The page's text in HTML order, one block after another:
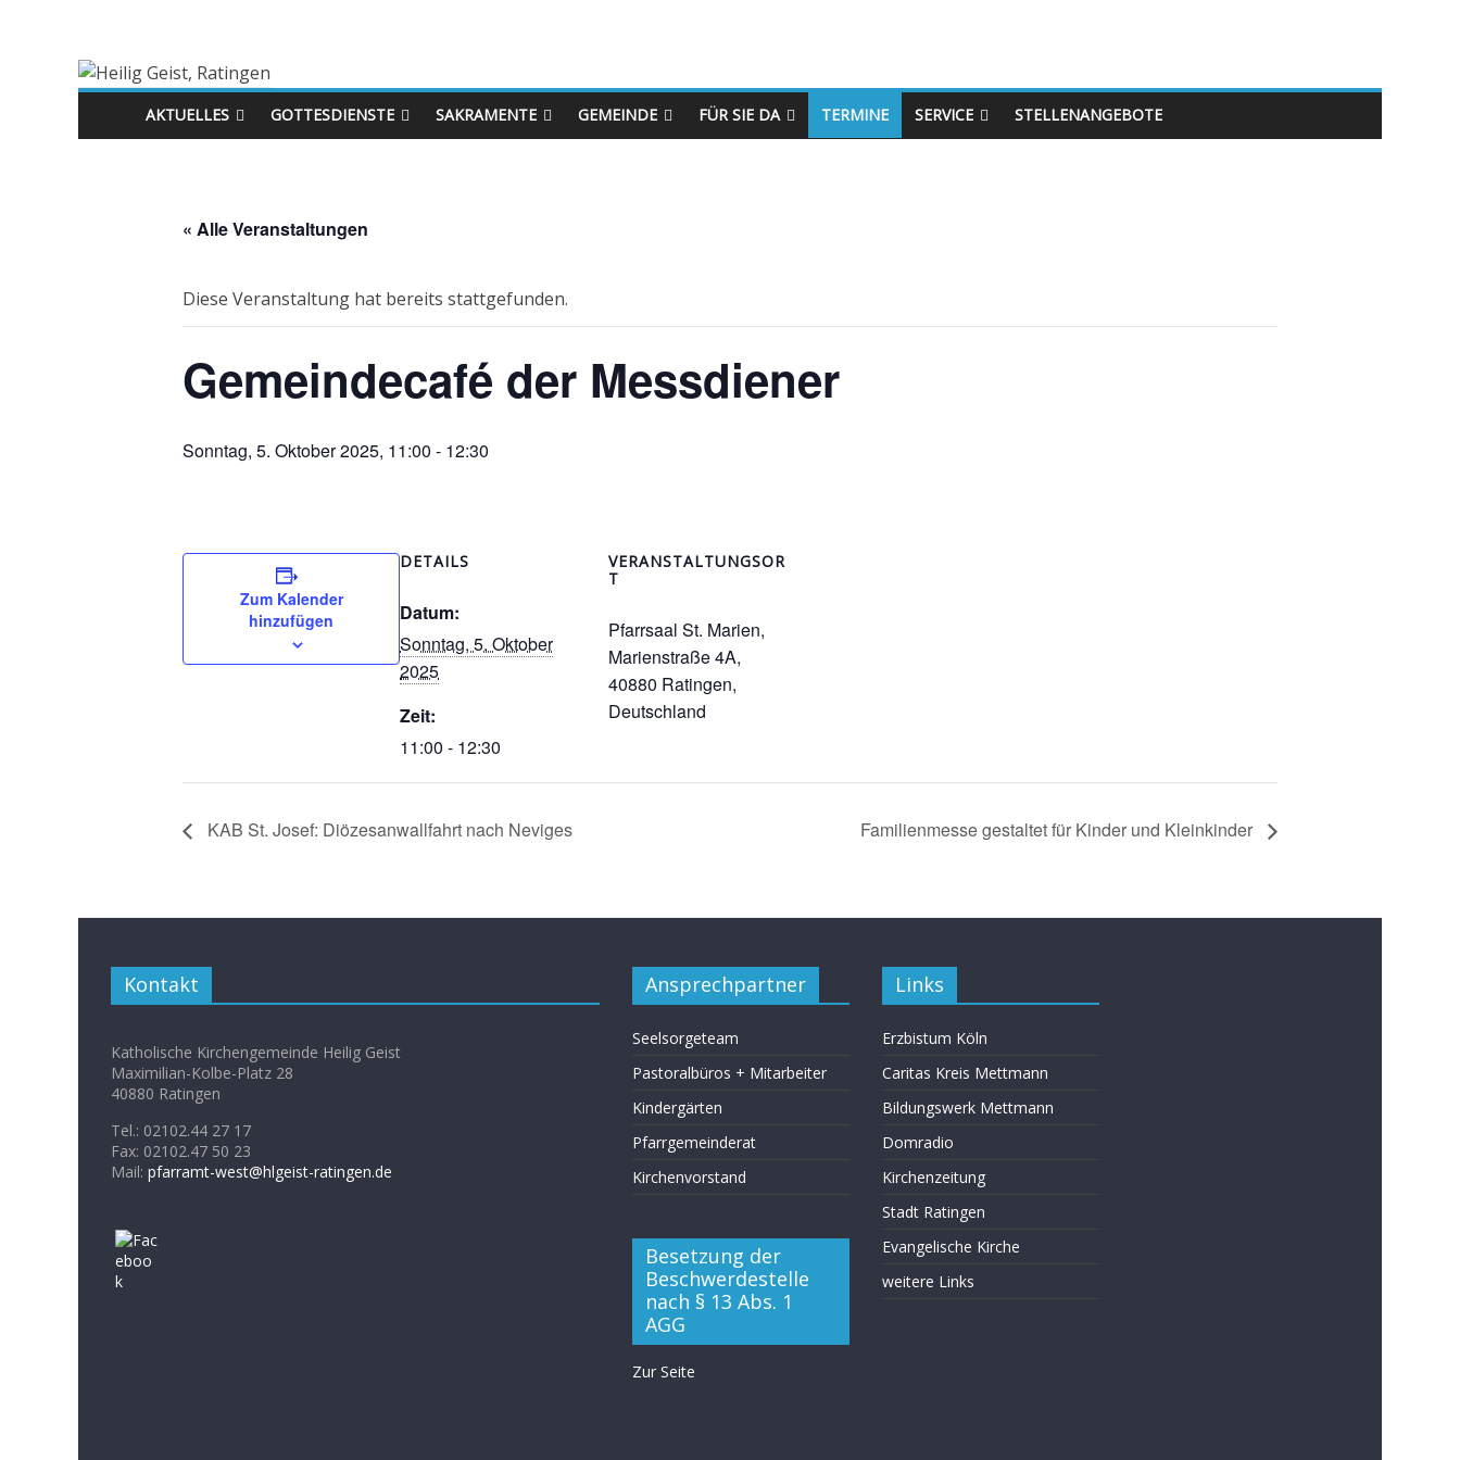
AKTUELLES GOTTESDIENSTE SAKRAMENTE GEMEINDE FÜR SIE DA TERMINE SERVICE STELLENANGEBOTE
« Alle Veranstaltungen
Diese Veranstaltung hat bereits stattgefunden.
Gemeindecafé der Messdiener
Sonntag, 5. Oktober 2025, 11:00 - 12:30
Zum Kalender
hinzufügen
DETAILS
Datum:
Sonntag, 5. Oktober
2025
Zeit:
11:00 - 12:30
VERANSTALTUNGSOR
T
Pfarrsaal St. Marien,
Marienstraße 4A,
40880 Ratingen,
Deutschland
KAB St. Josef: Diözesanwallfahrt nach Neviges Familienmesse gestaltet für Kinder und Kleinkinder
Kontakt
Katholische Kirchengemeinde Heilig Geist
Maximilian-Kolbe-Platz 28
40880 Ratingen
Tel.: 02102.44 27 17
Fax: 02102.47 50 23
Mail: pfarramt-west@hlgeist-ratingen.de
Ansprechpartner
Seelsorgeteam
Pastoralbüros + Mitarbeiter
Kindergärten
Pfarrgemeinderat
Kirchenvorstand
Besetzung der
Beschwerdestelle
nach § 13 Abs. 1
AGG
Zur Seite
Links
Erzbistum Köln
Caritas Kreis Mettmann
Bildungswerk Mettmann
Domradio
Kirchenzeitung
Stadt Ratingen
Evangelische Kirche
weitere Links